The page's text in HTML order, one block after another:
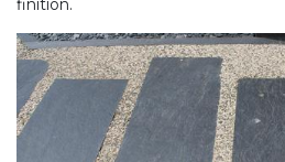
finition.